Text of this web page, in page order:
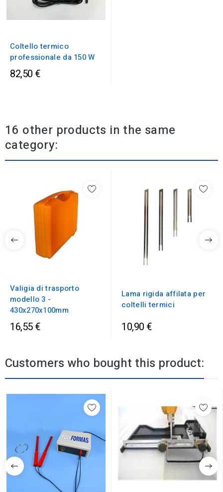
Coltello termico
professionale da 150 W
82,50 €
16 other products in the same
category:
Valigia di trasporto
modello 3 -
430x270x100mm
16,55 €
Lama rigida affilata per
coltelli termici
10,90 €
Customers who bought this product: